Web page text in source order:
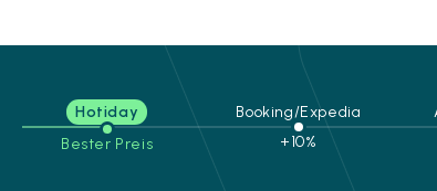
Hotiday
Bester Preis
Booking/Expedia
+10%